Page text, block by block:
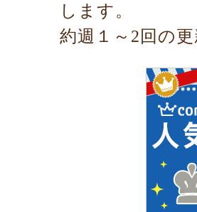
します。
約週１～2回の